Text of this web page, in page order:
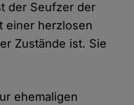
der Seufzer der
einer herzlosen
Zustände ist. Sie
ehemaligen